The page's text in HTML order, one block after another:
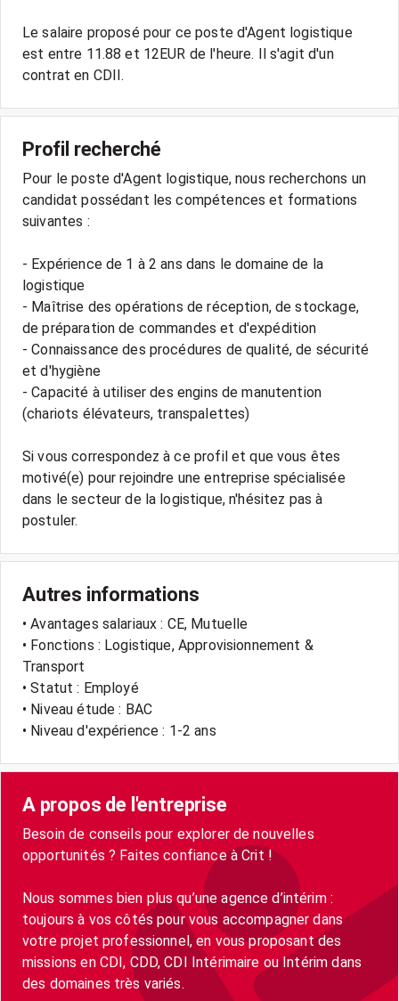
Le salaire proposé pour ce poste d'Agent logistique
est entre 11.88 et 12EUR de l'heure. Il s'agit d'un
Profil recherché
Pour le poste d'Agent logistique, nous recherchons un
candidat possédant les compétences et formations
suivantes :
- Expérience de 1 à 2 ans dans le domaine de la
logistique
- Maîtrise des opérations de réception, de stockage,
de préparation de commandes et d'expédition
- Connaissance des procédures de qualité, de sécurité
et d'hygiène
- Capacité à utiliser des engins de manutention
(chariots élévateurs, transpalettes)
Si vous correspondez à ce profil et que vous êtes
motivé(e) pour rejoindre une entreprise spécialisée
dans le secteur de la logistique, n'hésitez pas à
Autres informations
• Avantages salariaux : CE, Mutuelle
• Fonctions : Logistique, Approvisionnement &
Transport
• Statut : Employé
• Niveau étude : BAC
• Niveau d'expérience : 1-2 ans
A propos de l'entreprise
Besoin de conseils pour explorer de nouvelles
opportunités ? Faites confiance à Crit !
Nous sommes bien plus qu’une agence d’intérim :
toujours à vos côtés pour vous accompagner dans
votre projet professionnel, en vous proposant des
missions en CDI, CDD, CDI Intérimaire ou Intérim dans
des domaines très variés.